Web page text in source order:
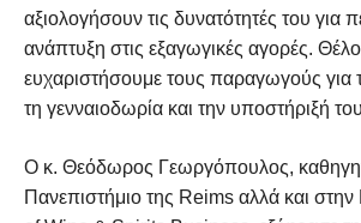
αξιολογήσουν τις δυνατότητές του για
ανάπτυξη στις εξαγωγικές αγορές.
ευχαριστήσουμε τους παραγωγούς για
τη γενναιοδωρία και την υποστήριξή
Ο κ. Θεόδωρος Γεωργόπουλος,
Πανεπιστήμιο της Reims αλλά και